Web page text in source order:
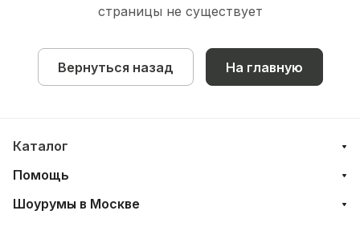
страницы не существует
Вернуться назад На главную
Каталог
Помощь
Шоурумы в Москве